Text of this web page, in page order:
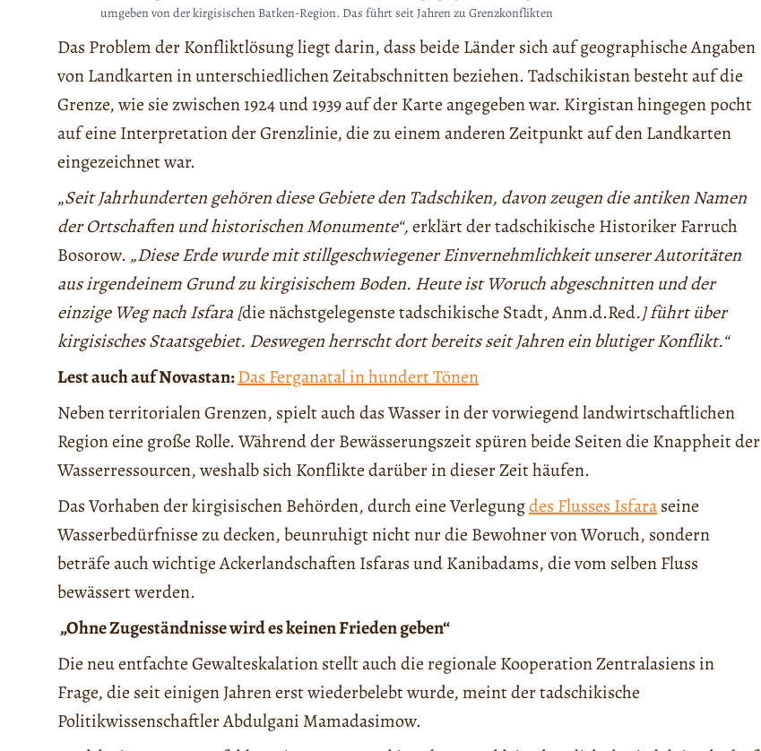
umgeben von der kirgisischen Batken-Region. Das führt seit Jahren zu Grenzkonflikten
Das Problem der Konfliktlösung liegt darin, dass beide Länder sich auf geographische Angaben
von Landkarten in unterschiedlichen Zeitabschnitten beziehen. Tadschikistan besteht auf die
Grenze, wie sie zwischen 1924 und 1939 auf der Karte angegeben war. Kirgistan hingegen pocht
auf eine Interpretation der Grenzlinie, die zu einem anderen Zeitpunkt auf den Landkarten
eingezeichnet war.
„Seit Jahrhunderten gehören diese Gebiete den Tadschiken, davon zeugen die antiken Namen
der Ortschaften und historischen Monumente“,erklärt der tadschikische Historiker Farruch
Bosorow. „Diese Erde wurde mit stillgeschwiegener Einvernehmlichkeit unserer Autoritäten
aus irgendeinem Grund zu kirgisischem Boden. Heute ist Woruch abgeschnitten und der
einzige Weg nach Isfara [die nächstgelegenste tadschikische Stadt, Anm.d.Red.] führt über
kirgisisches Staatsgebiet. Deswegen herrscht dort bereits seit Jahren ein blutiger Konflikt.“
Lest auch auf Novastan:Das Ferganatal in hundert Tönen
Neben territorialen Grenzen, spielt auch das Wasser in der vorwiegend landwirtschaftlichen
Region eine große Rolle. Während der Bewässerungszeit spüren beide Seiten die Knappheit der
Wasserressourcen, weshalb sich Konflikte darüber in dieser Zeit häufen.
Das Vorhaben der kirgisischen Behörden, durch eine Verlegungdes Flusses Isfaraseine
Wasserbedürfnisse zu decken, beunruhigt nicht nur die Bewohner von Woruch, sondern
beträfe auch wichtige Ackerlandschaften Isfaras und Kanibadams, die vom selben Fluss
bewässert werden.
„Ohne Zugeständnisse wird es keinen Frieden geben“
Die neu entfachte Gewalteskalation stellt auch die regionale Kooperation Zentralasiens in
Frage, die seit einigen Jahren erst wiederbelebt wurde, meint der tadschikische
Politikwissenschaftler Abdulgani Mamadasimow.